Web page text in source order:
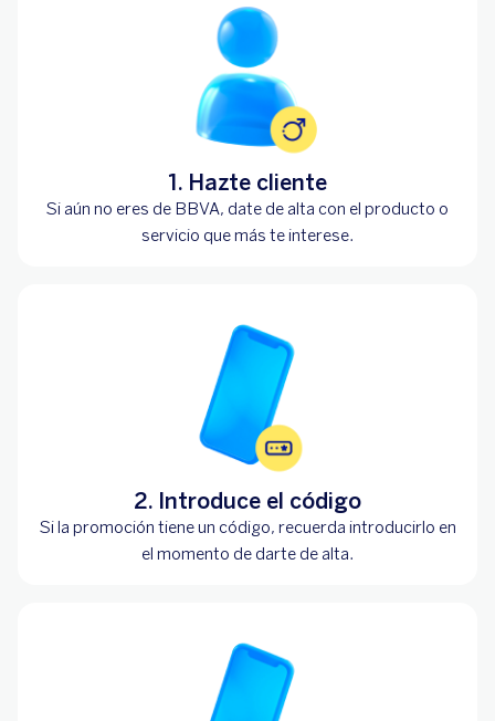
1. Hazte cliente
Si aún no eres de BBVA, date de alta con el producto o
servicio que más te interese.
2. Introduce el código
Si la promoción tiene un código, recuerda introducirlo en
el momento de darte de alta.